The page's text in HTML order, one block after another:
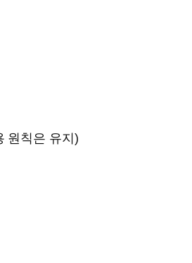
원칙은 유지)